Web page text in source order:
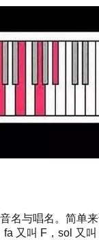
名与唱名。简单来
又叫 F，sol 又